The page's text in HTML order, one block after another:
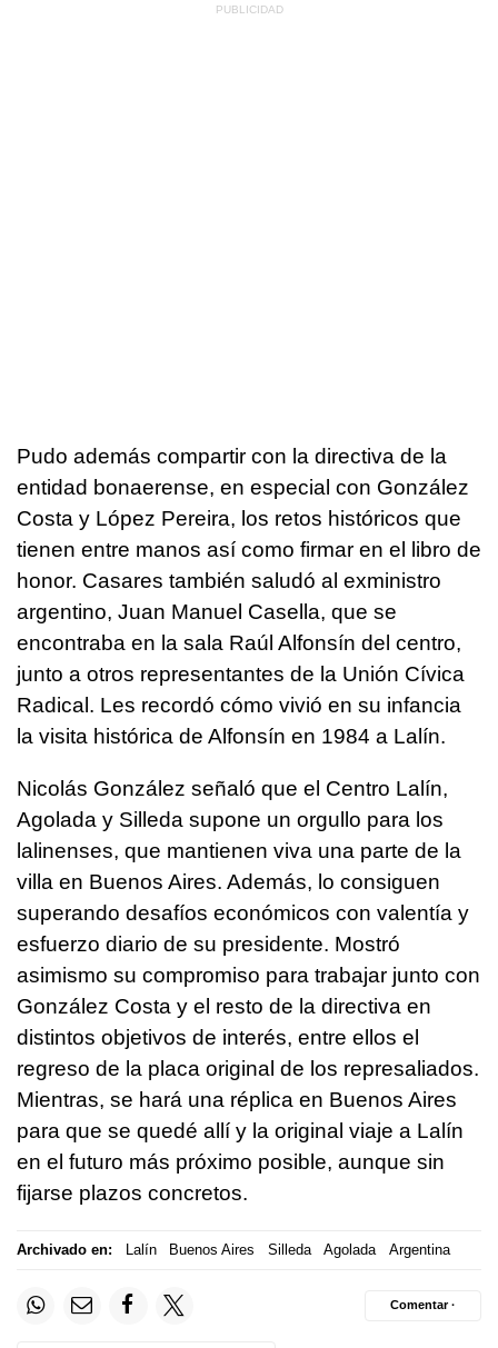
Pudo además compartir con la directiva de la
entidad bonaerense, en especial con González
Costa y López Pereira, los retos históricos que
tienen entre manos así como firmar en el libro de
honor. Casares también saludó al exministro
argentino, Juan Manuel Casella, que se
encontraba en la sala Raúl Alfonsín del centro,
junto a otros representantes de la Unión Cívica
Radical. Les recordó cómo vivió en su infancia
la visita histórica de Alfonsín en 1984 a Lalín.
Nicolás González señaló que el Centro Lalín,
Agolada y Silleda supone un orgullo para los
lalinenses, que mantienen viva una parte de la
villa en Buenos Aires. Además, lo consiguen
superando desafíos económicos con valentía y
esfuerzo diario de su presidente. Mostró
asimismo su compromiso para trabajar junto con
González Costa y el resto de la directiva en
distintos objetivos de interés, entre ellos el
regreso de la placa original de los represaliados.
Mientras, se hará una réplica en Buenos Aires
para que se quedé allí y la original viaje a Lalín
en el futuro más próximo posible, aunque sin
fijarse plazos concretos.
Archivado en: Lalín Buenos Aires Silleda Agolada Argentina
Comentar ·